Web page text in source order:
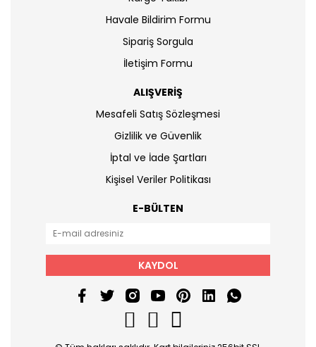
Havale Bildirim Formu
Sipariş Sorgula
İletişim Formu
ALIŞVERİŞ
Mesafeli Satış Sözleşmesi
Gizlilik ve Güvenlik
İptal ve İade Şartları
Kişisel Veriler Politikası
E-BÜLTEN
KAYDOL